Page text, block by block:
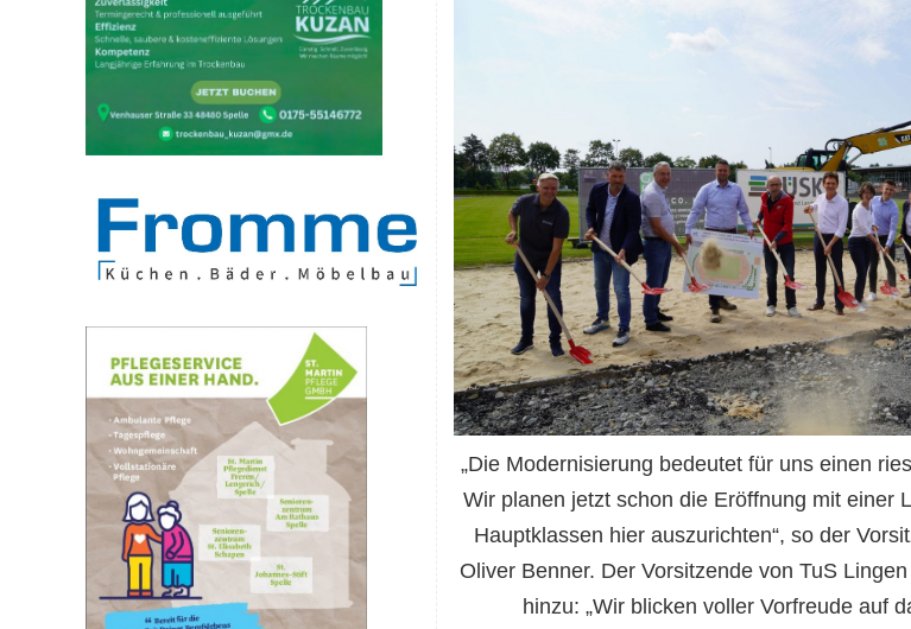
„Die Modernisierung bedeutet für uns einen
Wir planen jetzt schon die Eröffnung mit einer
Hauptklassen hier auszurichten“, so der
Oliver Benner. Der Vorsitzende von TuS
hinzu: „Wir blicken voller Vorfreude auf